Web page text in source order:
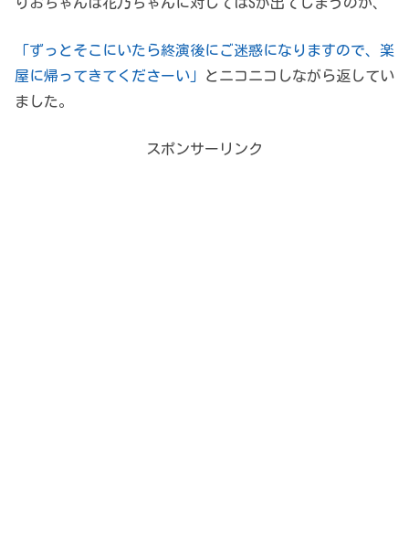
「ずっとそこにいたら終演後にご迷惑になりますので、楽
屋に帰ってきてくださーい」
とニコニコしながら返してい
ました。
スポンサーリンク